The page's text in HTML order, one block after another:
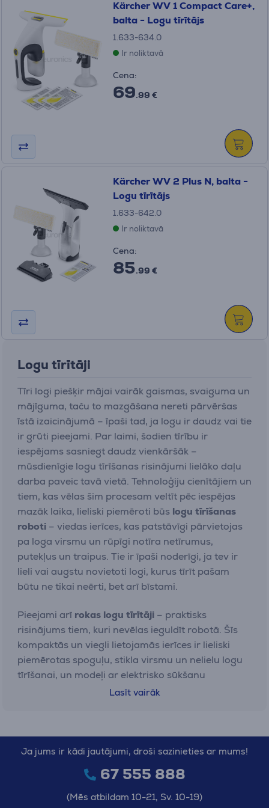
Kärcher WV 1 Compact Care+,
balta - Logu tīrītājs
1.633-634.0
Ir noliktavā
Cena:
69.99 €
Kärcher WV 2 Plus N, balta -
Logu tīrītājs
1.633-642.0
Ir noliktavā
Cena:
85.99 €
Logu tīrītāji
Tīri logi piešķir mājai vairāk gaismas, svaiguma un
mājīguma, taču to mazgāšana nereti pārvēršas
īstā izaicinājumā – īpaši tad, ja logu ir daudz vai tie
ir grūti pieejami. Par laimi, šodien tīrību ir
iespējams sasniegt daudz vienkāršāk –
mūsdienīgie logu tīrīšanas risinājumi lielāko daļu
darba paveic tavā vietā. Tehnoloģiju cienītājiem un
tiem, kas vēlas šim procesam veltīt pēc iespējas
mazāk laika, lieliski piemēroti būs logu tīrīšanas
roboti – viedas ierīces, kas patstāvīgi pārvietojas
pa loga virsmu un rūpīgi notīra netīrumus,
putekļus un traipus. Tie ir īpaši noderīgi, ja tev ir
lieli vai augstu novietoti logi, kurus tīrīt pašam
būtu ne tikai neērti, bet arī bīstami.
Pieejami arī rokas logu tīrītāji – praktisks
risinājums tiem, kuri nevēlas ieguldīt robotā. Šīs
kompaktās un viegli lietojamās ierīces ir lieliski
piemērotas spoguļu, stikla virsmu un nelielu logu
tīrīšanai, un modeļi ar elektrisko sūkšanu
nodrošina nevainojamu rezultātu – bez svītrām
Rokas logu tīrītāji
tiem, kas novērtē vienkāršību un ātrus rezultātus.
Tas ir klasisks risinājums ikdienas tīrīšanas
Lasīt vairāk
Ja jums ir kādi jautājumi, droši sazinieties ar mums!
67 555 888
(Mēs atbildam 10-21, Sv. 10-19)